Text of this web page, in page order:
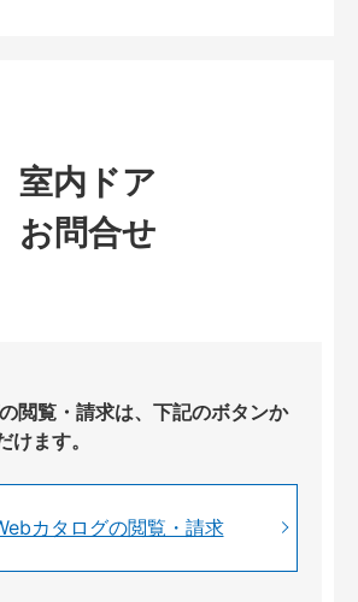
室内ドア
お問合せ
閲覧・請求は、下記のボタンか
けます。
カタログの閲覧・請求